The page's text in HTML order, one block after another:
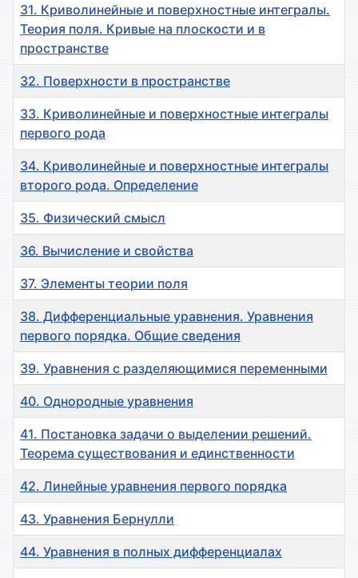
31. Криволинейные и поверхностные интегралы.
Теория поля. Кривые на плоскости и в
пространстве
32. Поверхности в пространстве
33. Криволинейные и поверхностные интегралы
первого рода
34. Криволинейные и поверхностные интегралы
второго рода. Определение
35. Физический смысл
36. Вычисление и свойства
37. Элементы теории поля
38. Дифференциальные уравнения. Уравнения
первого порядка. Общие сведения
39. Уравнения с разделяющимися переменными
40. Однородные уравнения
41. Постановка задачи о выделении решений.
Теорема существования и единственности
42. Линейные уравнения первого порядка
43. Уравнения Бернулли
44. Уравнения в полных дифференциалах